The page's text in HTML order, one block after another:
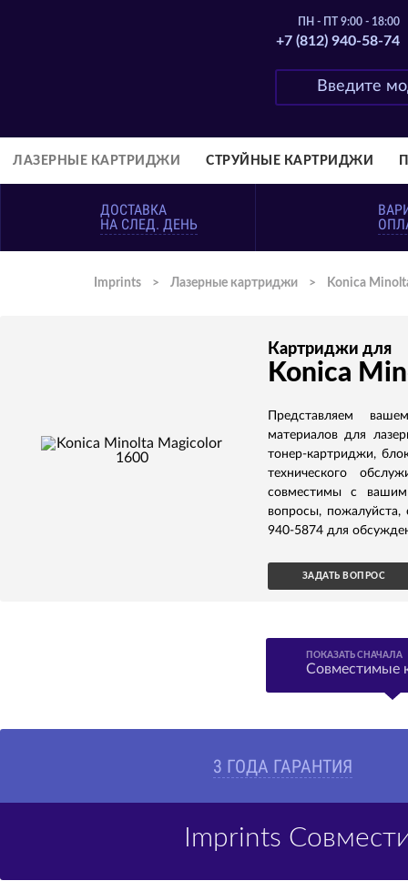
ПН - ПТ 9:00 - 18:00
+7 (812) 940-58-74
ЛАЗЕРНЫЕ КАРТРИДЖИ СТРУЙНЫЕ КАРТРИДЖИ
ДОСТАВКА
НА СЛЕД. ДЕНЬ
Imprints > Лазерные картриджи > Konica
Картриджи для
Konica
Представляем
материалов для
тонер-картриджи,
технического
совместимы с
вопросы,
940-5874 для
ЗАДАТЬ ВОПРОС
ПОКАЗАТЬ СНАЧАЛА
Совместимые
3 ГОДА ГАРАНТИЯ
Imprints